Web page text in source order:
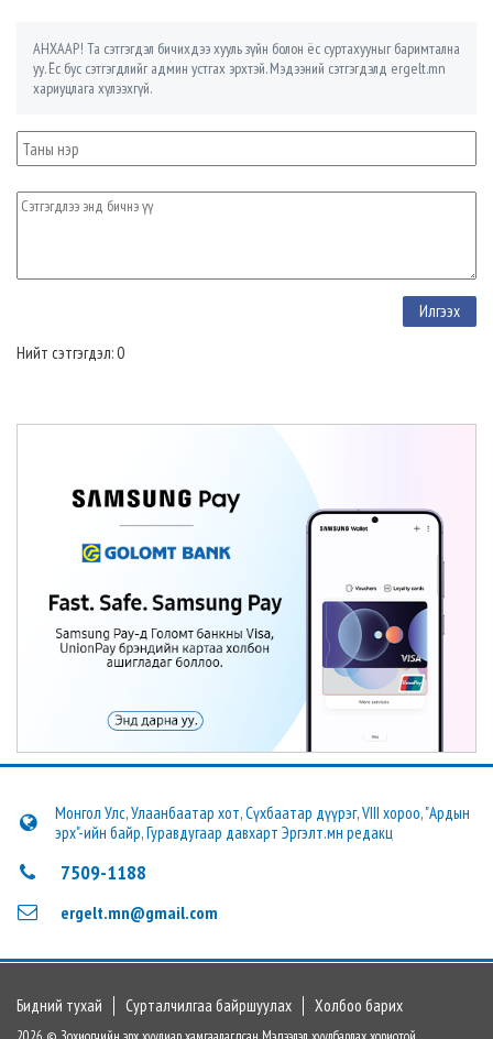
АНХААР! Та сэтгэгдэл бичихдээ хууль зүйн болон ёс суртахууныг баримтална
уу. Ёс бус сэтгэгдлийг админ устгах эрхтэй. Мэдээний сэтгэгдэлд ergelt.mn
хариуцлага хүлээхгүй.
Нийт сэтгэгдэл: 0
Монгол Улс, Улаанбаатар хот, Сүхбаатар дүүрэг, VIII хороо, "Ардын
эрх"-ийн байр, Гуравдугаар давхарт Эргэлт.мн редакц
7509-1188
ergelt.mn@gmail.com
Бидний тухай Сурталчилгаа байршуулах Холбоо барих